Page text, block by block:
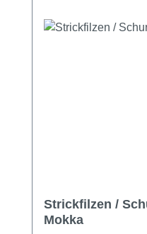
Strickfilzen /
Mokka